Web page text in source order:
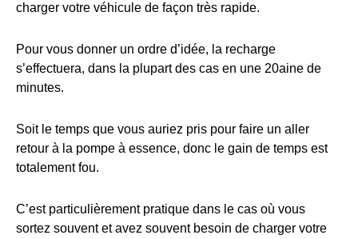
charger votre véhicule de façon très rapide.
Pour vous donner un ordre d’idée, la recharge
s’effectuera, dans la plupart des cas en une 20aine de
minutes.
Soit le temps que vous auriez pris pour faire un aller
retour à la pompe à essence, donc le gain de temps est
totalement fou.
C’est particulièrement pratique dans le cas où vous
sortez souvent et avez souvent besoin de charger votre